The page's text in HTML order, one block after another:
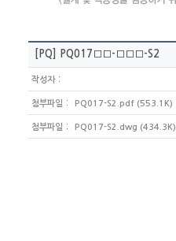
[PQ] PQ017□□-□□□-S2
작성자:
첨부파일 : PQ017-S2.pdf (553.1K)
첨부파일 : PQ017-S2.dwg (434.3K)